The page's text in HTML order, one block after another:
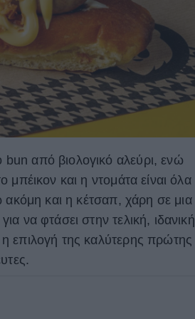
από βιολογικό αλεύρι, ενώ
και η ντομάτα είναι όλα
ακόμη και η κέτσαπ, χάρη σε μια
να φτάσει στην τελική, ιδανική
επιλογή της καλύτερης πρώτης